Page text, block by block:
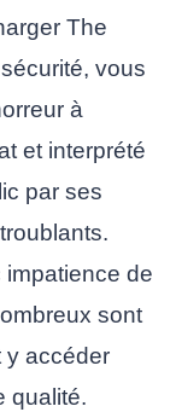
The
vous
à
et interprété
par ses
de
sont
y accéder
qualité.